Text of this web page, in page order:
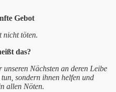
Gebot
nicht töten.
das?
Nächsten an deren Leibe
sondern ihnen helfen und
allen Nöten.
Leuten